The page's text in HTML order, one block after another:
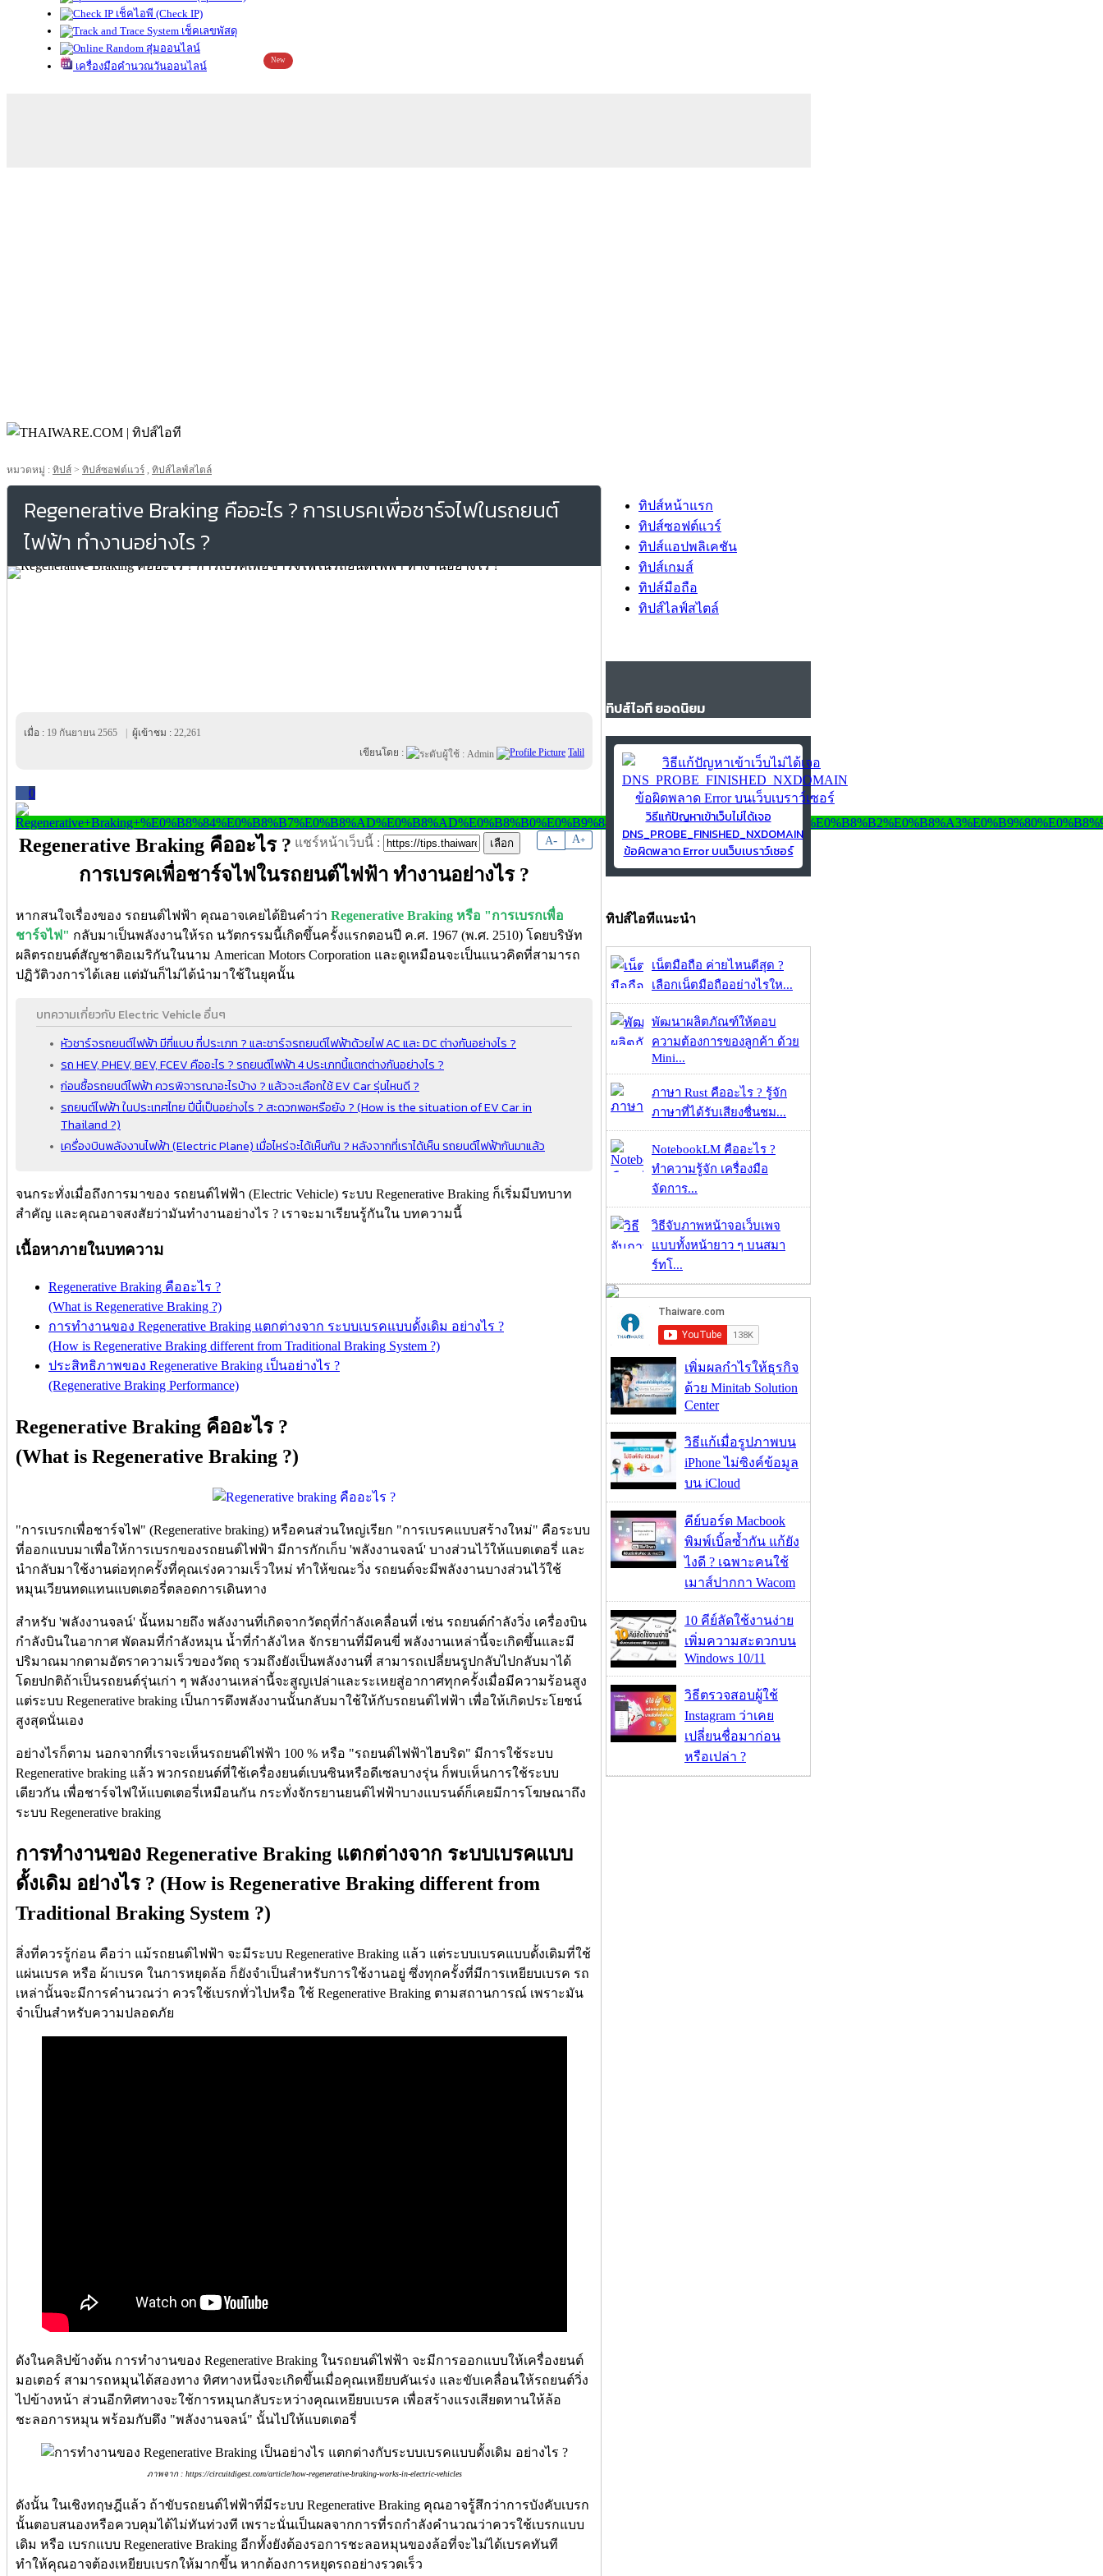
เช็คไอพี (Check IP)
เช็คเลขพัสดุ
สุ่มออนไลน์
เครื่องมือคำนวณวันออนไลน์
New
หมวดหมู่ : ทิปส์ > ทิปส์ซอฟต์แวร์ , ทิปส์ไลฟ์สไตล์
Regenerative Braking คืออะไร ? การเบรคเพื่อชาร์จไฟในรถยนต์
ไฟฟ้า ทำงานอย่างไร ?
เมื่อ : 19 กันยายน 2565 ผู้เข้าชม : 22,261
เขียนโดย :
Talil
0
A- A+
แชร์หน้าเว็บนี้ :
Regenerative Braking คืออะไร ?
การเบรคเพื่อชาร์จไฟในรถยนต์ไฟฟ้า ทำงานอย่างไร ?
หากสนใจเรื่องของ รถยนต์ไฟฟ้า คุณอาจเคยได้ยินคำว่า Regenerative Braking หรือ "การเบรกเพื่อ
ชาร์จไฟ" กลับมาเป็นพลังงานให้รถ นวัตกรรมนี้เกิดขึ้นครั้งแรกตอนปี ค.ศ. 1967 (พ.ศ. 2510) โดยบริษัท
ผลิตรถยนต์สัญชาติอเมริกันในนาม American Motors Corporation และดูเหมือนจะเป็นแนวคิดที่สามารถ
ปฏิวัติวงการได้เลย แต่มันก็ไม่ได้นำมาใช้ในยุคนั้น
บทความเกี่ยวกับ Electric Vehicle อื่นๆ
หัวชาร์จรถยนต์ไฟฟ้า มีกี่แบบ กี่ประเภท ? และชาร์จรถยนต์ไฟฟ้าด้วยไฟ AC และ DC ต่างกันอย่างไร ?
รถ HEV, PHEV, BEV, FCEV คืออะไร ? รถยนต์ไฟฟ้า 4 ประเภทนี้แตกต่างกันอย่างไร ?
ก่อนซื้อรถยนต์ไฟฟ้า ควรพิจารณาอะไรบ้าง ? แล้วจะเลือกใช้ EV Car รุ่นไหนดี ?
รถยนต์ไฟฟ้า ในประเทศไทย ปีนี้เป็นอย่างไร ? สะดวกพอหรือยัง ? (How is the situation of EV Car in
Thailand ?)
เครื่องบินพลังงานไฟฟ้า (Electric Plane) เมื่อไหร่จะได้เห็นกัน ? หลังจากที่เราได้เห็น รถยนต์ไฟฟ้ากันมาแล้ว
จนกระทั่งเมื่อถึงการมาของ รถยนต์ไฟฟ้า (Electric Vehicle) ระบบ Regenerative Braking ก็เริ่มมีบทบาท
สำคัญ และคุณอาจสงสัยว่ามันทำงานอย่างไร ? เราจะมาเรียนรู้กันใน บทความนี้
เนื้อหาภายในบทความ
Regenerative Braking คืออะไร ?
(What is Regenerative Braking ?)
การทำงานของ Regenerative Braking แตกต่างจาก ระบบเบรคแบบดั้งเดิม อย่างไร ?
(How is Regenerative Braking different from Traditional Braking System ?)
ประสิทธิภาพของ Regenerative Braking เป็นอย่างไร ?
(Regenerative Braking Performance)
Regenerative Braking คืออะไร ?
(What is Regenerative Braking ?)
"การเบรกเพื่อชาร์จไฟ" (Regenerative braking) หรือคนส่วนใหญ่เรียก "การเบรคแบบสร้างใหม่" คือระบบ
ที่ออกแบบมาเพื่อให้การเบรกของรถยนต์ไฟฟ้า มีการกักเก็บ 'พลังงานจลน์' บางส่วนไว้ให้แบตเตอรี่ และ
นำกลับมาใช้งานต่อทุกครั้งที่คุณเร่งความเร็วใหม่ ทำให้ขณะวิ่ง รถยนต์จะมีพลังงานบางส่วนไว้ใช้
หมุนเวียนทดแทนแบตเตอรี่ตลอดการเดินทาง
สำหรับ 'พลังงานจลน์' นั้นหมายถึง พลังงานที่เกิดจากวัตถุที่กำลังเคลื่อนที่ เช่น รถยนต์กำลังวิ่ง เครื่องบิน
กำลังบินในอากาศ พัดลมที่กำลังหมุน น้ำที่กำลังไหล จักรยานที่มีคนขี่ พลังงานเหล่านี้จะเกิดขึ้นและมี
ปริมาณมากตามอัตราความเร็วของวัตถุ รวมถึงยังเป็นพลังงานที่ สามารถเปลี่ยนรูปกลับไปกลับมาได้
โดยปกติถ้าเป็นรถยนต์รุ่นเก่า ๆ พลังงานเหล่านี้จะสูญเปล่าและระเหยสู่อากาศทุกครั้งเมื่อมีความร้อนสูง
แต่ระบบ Regenerative braking เป็นการดึงพลังงานนั้นกลับมาใช้ให้กับรถยนต์ไฟฟ้า เพื่อให้เกิดประโยชน์
สูงสุดนั่นเอง
อย่างไรก็ตาม นอกจากที่เราจะเห็นรถยนต์ไฟฟ้า 100 % หรือ "รถยนต์ไฟฟ้าไฮบริด" มีการใช้ระบบ
Regenerative braking แล้ว พวกรถยนต์ที่ใช้เครื่องยนต์เบนซินหรือดีเซลบางรุ่น ก็พบเห็นการใช้ระบบ
เดียวกัน เพื่อชาร์จไฟให้แบตเตอรี่เหมือนกัน กระทั่งจักรยานยนต์ไฟฟ้าบางแบรนด์ก็เคยมีการโฆษณาถึง
ระบบ Regenerative braking
การทำงานของ Regenerative Braking แตกต่างจาก ระบบเบรคแบบ
ดั้งเดิม อย่างไร ? (How is Regenerative Braking different from
Traditional Braking System ?)
สิ่งที่ควรรู้ก่อน คือว่า แม้รถยนต์ไฟฟ้า จะมีระบบ Regenerative Braking แล้ว แต่ระบบเบรคแบบดั้งเดิมที่ใช้
แผ่นเบรค หรือ ผ้าเบรค ในการหยุดล้อ ก็ยังจำเป็นสำหรับการใช้งานอยู่ ซึ่งทุกครั้งที่มีการเหยียบเบรค รถ
เหล่านั้นจะมีการคำนวณว่า ควรใช้เบรกทั่วไปหรือ ใช้ Regenerative Braking ตามสถานการณ์ เพราะมัน
จำเป็นสำหรับความปลอดภัย
ดังในคลิปข้างต้น การทำงานของ Regenerative Braking ในรถยนต์ไฟฟ้า จะมีการออกแบบให้เครื่องยนต์
มอเตอร์ สามารถหมุนได้สองทาง ทิศทางหนึ่งจะเกิดขึ้นเมื่อคุณเหยียบคันเร่ง และขับเคลื่อนให้รถยนต์วิ่ง
ไปข้างหน้า ส่วนอีกทิศทางจะใช้การหมุนกลับระหว่างคุณเหยียบเบรค เพื่อสร้างแรงเสียดทานให้ล้อ
ชะลอการหมุน พร้อมกับดึง "พลังงานจลน์" นั้นไปให้แบตเตอรี่
ภาพจาก : https://circuitdigest.com/article/how-regenerative-braking-works-in-electric-vehicles
ดังนั้น ในเชิงทฤษฎีแล้ว ถ้าขับรถยนต์ไฟฟ้าที่มีระบบ Regenerative Braking คุณอาจรู้สึกว่าการบังคับเบรก
นั้นตอบสนองหรือควบคุมได้ไม่ทันท่วงที เพราะนั่นเป็นผลจากการที่รถกำลังคำนวณว่าควรใช้เบรกแบบ
เดิม หรือ เบรกแบบ Regenerative Braking อีกทั้งยังต้องรอการชะลอหมุนของล้อที่จะไม่ได้เบรคทันที
ทำให้คุณอาจต้องเหยียบเบรกให้มากขึ้น หากต้องการหยุดรถอย่างรวดเร็ว
ทิปส์หน้าแรก
ทิปส์ซอฟต์แวร์
ทิปส์แอปพลิเคชัน
ทิปส์เกมส์
ทิปส์มือถือ
ทิปส์ไลฟ์สไตล์
ทิปส์ไอที ยอดนิยม
วิธีแก้ปัญหาเข้าเว็บไม่ได้เจอ
DNS_PROBE_FINISHED_NXDOMAIN
ข้อผิดพลาด Error บนเว็บเบราว์เซอร์
ทิปส์ไอทีแนะนำ
เน็ตมือถือ ค่ายไหนดีสุด ?
เลือกเน็ตมือถืออย่างไรให...
พัฒนาผลิตภัณฑ์ให้ตอบ
ความต้องการของลูกค้า ด้วย
Mini...
ภาษา Rust คืออะไร ? รู้จัก
ภาษาที่ได้รับเสียงชื่นชม...
NotebookLM คืออะไร ?
ทำความรู้จัก เครื่องมือ
จัดการ...
วิธีจับภาพหน้าจอเว็บเพจ
แบบทั้งหน้ายาว ๆ บนสมา
ร์ทโ...
เพิ่มผลกำไรให้ธุรกิจ
ด้วย Minitab Solution
Center
วิธีแก้เมื่อรูปภาพบน
iPhone ไม่ซิงค์ข้อมูล
บน iCloud
คีย์บอร์ด Macbook
พิมพ์เบิ้ลซ้ำกัน แก้ยัง
ไงดี ? เฉพาะคนใช้
เมาส์ปากกา Wacom
10 คีย์ลัดใช้งานง่าย
เพิ่มความสะดวกบน
Windows 10/11
วิธีตรวจสอบผู้ใช้
Instagram ว่าเคย
เปลี่ยนชื่อมาก่อน
หรือเปล่า ?